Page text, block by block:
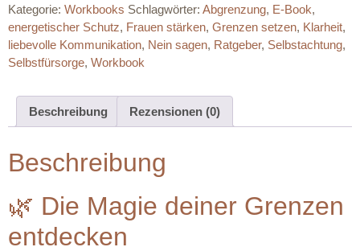
Kategorie: Workbooks Schlagwörter: Abgrenzung, E-Book,
energetischer Schutz, Frauen stärken, Grenzen setzen, Klarheit,
liebevolle Kommunikation, Nein sagen, Ratgeber, Selbstachtung,
Selbstfürsorge, Workbook
Beschreibung Rezensionen (0)
Beschreibung
🌿 Die Magie deiner Grenzen
entdecken